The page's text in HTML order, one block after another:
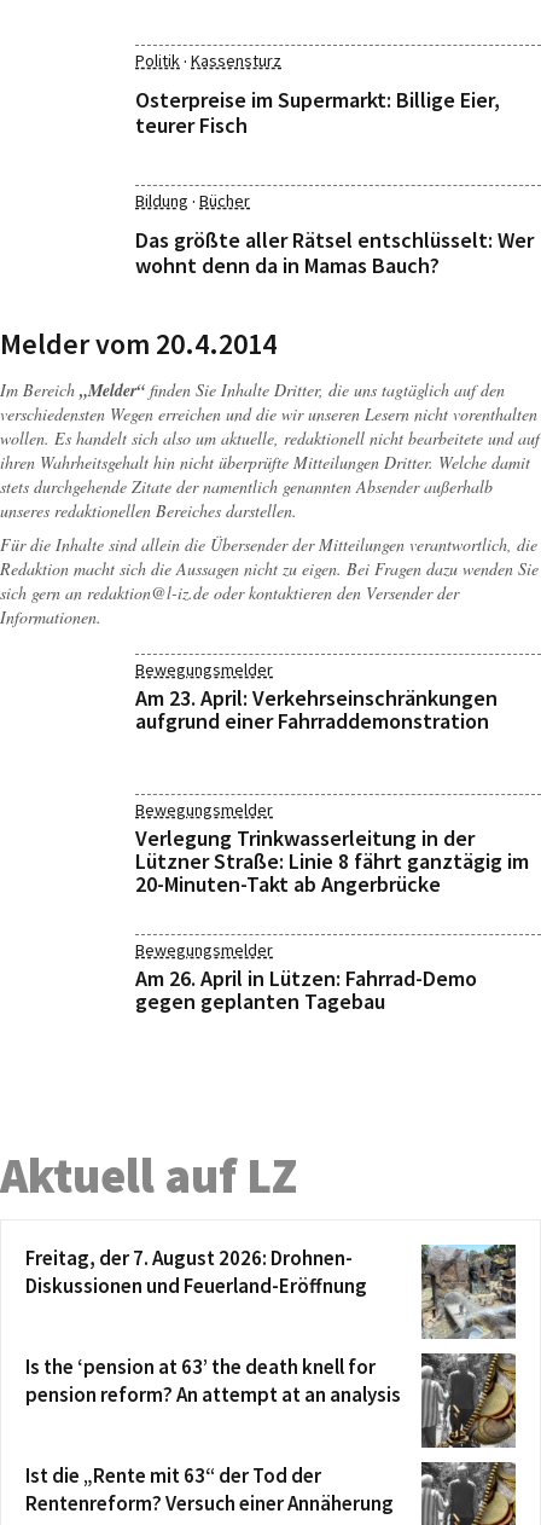
Politik· Kassensturz
Osterpreise im Supermarkt: Billige Eier,
teurer Fisch
Bildung · Bücher
Das größte aller Rätsel entschlüsselt: Wer
wohnt denn da in Mamas Bauch?
Melder vom 20.4.2014
Im Bereich „Melder“ finden Sie Inhalte Dritter, die uns tagtäglich auf den
verschiedensten Wegen erreichen und die wir unseren Lesern nicht vorenthalten
wollen. Es handelt sich also um aktuelle, redaktionell nicht bearbeitete und auf
ihren Wahrheitsgehalt hin nicht überprüfte Mitteilungen Dritter. Welche damit
stets durchgehende Zitate der namentlich genannten Absender außerhalb
unseres redaktionellen Bereiches darstellen.
Für die Inhalte sind allein die Übersender der Mitteilungen verantwortlich, die
Redaktion macht sich die Aussagen nicht zu eigen. Bei Fragen dazu wenden Sie
sich gern an redaktion@l-iz.de oder kontaktieren den Versender der
Informationen.
Bewegungsmelder
Am 23. April: Verkehrseinschränkungen
aufgrund einer Fahrraddemonstration
Bewegungsmelder
Verlegung Trinkwasserleitung in der
Lützner Straße: Linie 8 fährt ganztägig im
20-Minuten-Takt ab Angerbrücke
Bewegungsmelder
Am 26. April in Lützen: Fahrrad-Demo
gegen geplanten Tagebau
Aktuell auf LZ
Freitag, der 7. August 2026: Drohnen-
Diskussionen und Feuerland-Eröffnung
Is the ‘pension at 63’ the death knell for
pension reform? An attempt at an analysis
Ist die „Rente mit 63“ der Tod der
Rentenreform? Versuch einer Annäherung